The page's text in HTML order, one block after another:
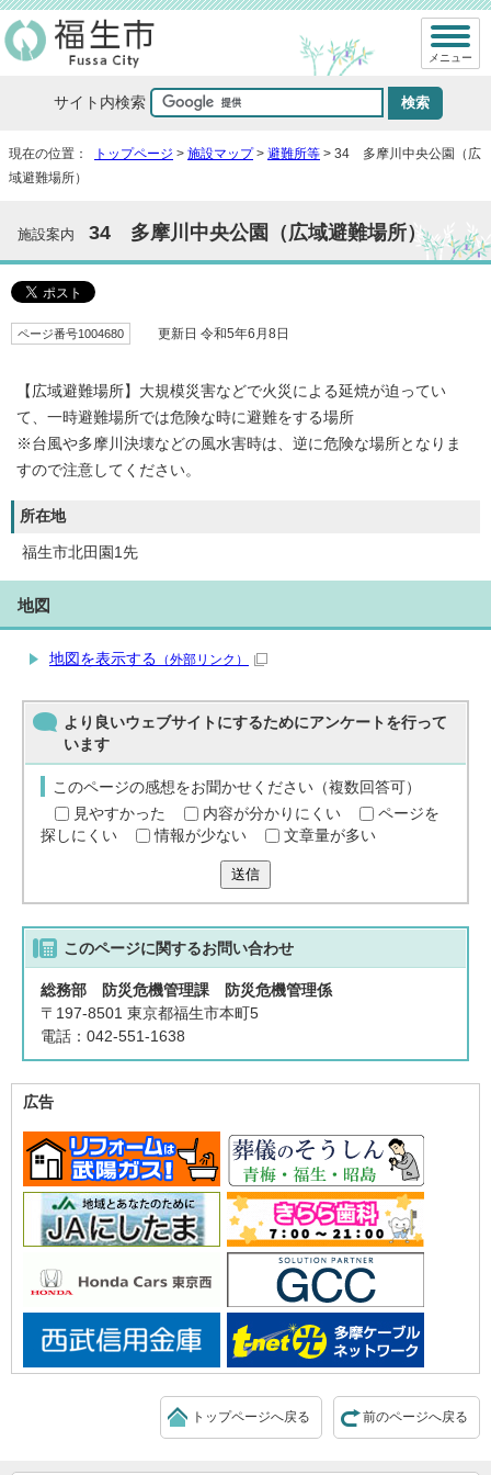
サイト内検索
メニュー
現在の位置： トップページ > 施設マップ> 避難所等 > 34 多摩川中央公園（広
域避難場所）
施設案内 34 多摩川中央公園（広域避難場所）
ページ番号1004680 更新日 令和5年6月8日
【広域避難場所】大規模災害などで火災による延焼が迫ってい
て、一時避難場所では危険な時に避難をする場所
※台風や多摩川決壊などの風水害時は、逆に危険な場所となりま
すので注意してください。
所在地
福生市北田園1先
地図
地図を表示する （外部リンク）
より良いウェブサイトにするためにアンケートを行って
います
このページの感想をお聞かせください（複数回答可）
見やすかった
内容が分かりにくい
ページを
探しにくい
情報が少ない 文章量が多い
送信
このページに関するお問い合わせ
総務部 防災危機管理課 防災危機管理係
〒197-8501 東京都福生市本町5
電話：042-551-1638
広告
前のページへ戻る
トップページへ戻る